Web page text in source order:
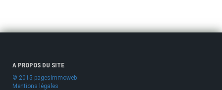
A PROPOS DU SITE
© 2015 pagesimmoweb
Mentions légales